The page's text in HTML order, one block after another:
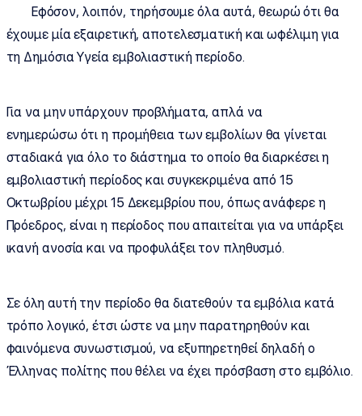
Εφόσον, λοιπόν, τηρήσουμε όλα αυτά, θεωρώ ότι θα
έχουμε μία εξαιρετική, αποτελεσματική και ωφέλιμη για
τη Δημόσια Υγεία εμβολιαστική περίοδο.
Για να μην υπάρχουν προβλήματα, απλά να
ενημερώσω ότι η προμήθεια των εμβολίων θα γίνεται
σταδιακά για όλο το διάστημα το οποίο θα διαρκέσει η
εμβολιαστική περίοδος και συγκεκριμένα από 15
Οκτωβρίου μέχρι 15 Δεκεμβρίου που, όπως ανάφερε η
Πρόεδρος, είναι η περίοδος που απαιτείται για να υπάρξει
ικανή ανοσία και να προφυλάξει τον πληθυσμό.
Σε όλη αυτή την περίοδο θα διατεθούν τα εμβόλια κατά
τρόπο λογικό, έτσι ώστε να μην παρατηρηθούν και
φαινόμενα συνωστισμού, να εξυπηρετηθεί δηλαδή ο
Έλληνας πολίτης που θέλει να έχει πρόσβαση στο εμβόλιο.